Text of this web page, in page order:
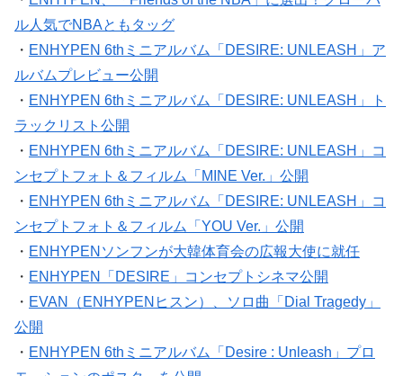
ENHYPEN、「Friends of the NBA」に選出！グローバ
ル人気でNBAともタッグ
ENHYPEN 6thミニアルバム「DESIRE: UNLEASH」ア
ルバムプレビュー公開
ENHYPEN 6thミニアルバム「DESIRE: UNLEASH」ト
ラックリスト公開
ENHYPEN 6thミニアルバム「DESIRE: UNLEASH」コ
ンセプトフォト＆フィルム「MINE Ver.」公開
ENHYPEN 6thミニアルバム「DESIRE: UNLEASH」コ
ンセプトフォト＆フィルム「YOU Ver.」公開
ENHYPENソンフンが大韓体育会の広報大使に就任
ENHYPEN「DESIRE」コンセプトシネマ公開
EVAN（ENHYPENヒスン）、ソロ曲「Dial Tragedy」
公開
ENHYPEN 6thミニアルバム「Desire : Unleash」プロ